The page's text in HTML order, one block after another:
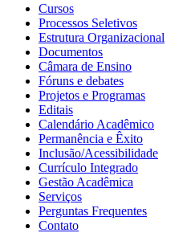
Cursos
Processos Seletivos
Estrutura Organizacional
Documentos
Câmara de Ensino
Fóruns e debates
Projetos e Programas
Editais
Calendário Acadêmico
Permanência e Êxito
Inclusão/Acessibilidade
Currículo Integrado
Gestão Acadêmica
Serviços
Perguntas Frequentes
Contato